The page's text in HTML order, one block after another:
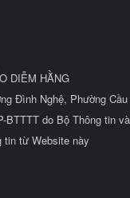
DIỄM HẰNG
Đình Nghệ, Phường
do Bộ Thông tin
tin từ Website này